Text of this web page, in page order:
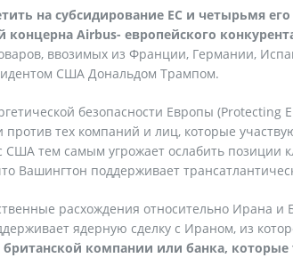
на субсидирование ЕС и четырьмя
Airbus- европейского
ввозимых из Франции, Германии,
США Дональдом Трампом.
безопасности Европы (Protecting
тех компаний и лиц, которые
США тем самым угрожает ослабить
Вашингтон поддерживает
расхождения относительно Ирана и
ядерную сделку с Ираном, из
компании или банка, которые